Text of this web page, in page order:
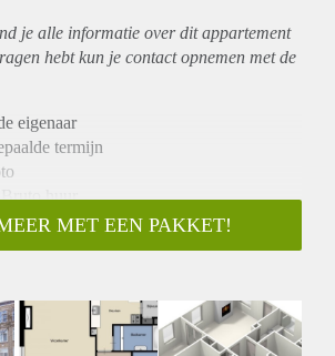
je alle informatie over ditappartement
hebt kun je contact opnemen met de
eigenaar
termijn
huur
Ja
Afhankelijk van de Eigenaar
MET EEN PAKKET!